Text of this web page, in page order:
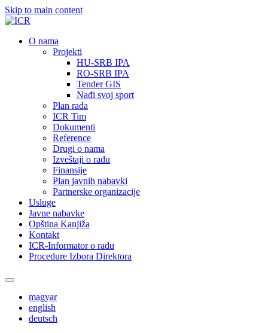
Skip to main content
О nama
Projekti
HU-SRB IPA
RO-SRB IPA
Tender GIS
Nađi svoj sport
Plan rada
ICR Tim
Dokumenti
Reference
Drugi o nama
Izveštaji o radu
Finansije
Plan javnih nabavki
Partnerske organizacije
Usluge
Javne nabavke
Opština Kanjiža
Kontakt
ICR-Informator o radu
Procedure Izbora Direktora
magyar
english
deutsch